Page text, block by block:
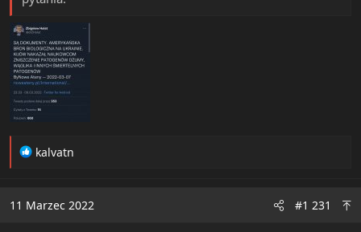
R
t
kalvatn
11 Marzec 2022 #1 231